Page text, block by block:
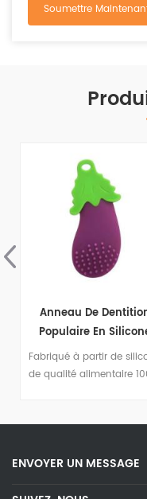
Anneau De
Populaire En
Pour Bébé
Fabriqué à partir de
de qualité alimentaire
cadmium, ni phtalates,
ENVOYER UN MESSAGE